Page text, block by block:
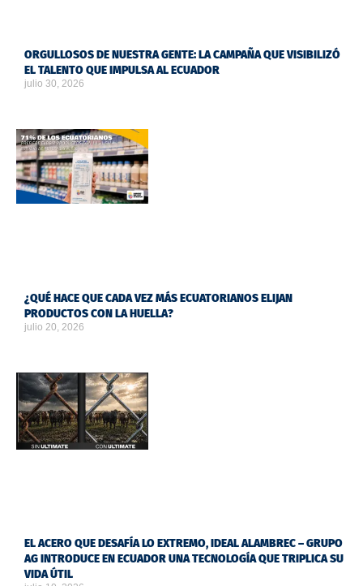
ORGULLOSOS DE NUESTRA GENTE: LA CAMPAÑA QUE VISIBILIZÓ
EL TALENTO QUE IMPULSA AL ECUADOR
julio 30, 2026
¿QUÉ HACE QUE CADA VEZ MÁS ECUATORIANOS ELIJAN
PRODUCTOS CON LA HUELLA?
julio 20, 2026
EL ACERO QUE DESAFÍA LO EXTREMO, IDEAL ALAMBREC – GRUPO
AG INTRODUCE EN ECUADOR UNA TECNOLOGÍA QUE TRIPLICA SU
VIDA ÚTIL